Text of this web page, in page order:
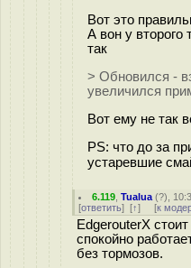
Вот это
А вон у второго
так
> Обновился -
увеличился
Вот ему не так
PS: что до за
устаревшие
6.119 ,Tualua (?),
[ответить] [↑] [к
EdgerouterX
спокойно
без тормозов.